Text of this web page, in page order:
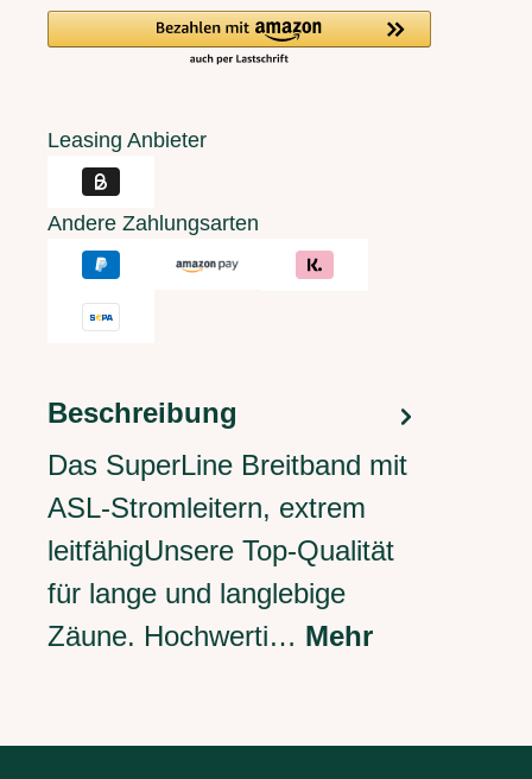
Leasing Anbieter
Andere Zahlungsarten
Beschreibung
Das SuperLine Breitband mit
ASL-Stromleitern, extrem
leitfähigUnsere Top-Qualität
für lange und langlebige
Zäune. Hochwerti… Mehr